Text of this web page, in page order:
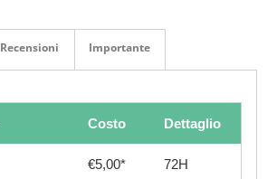
Costo Dettaglio
€5,00* 72H
Recensioni Importante